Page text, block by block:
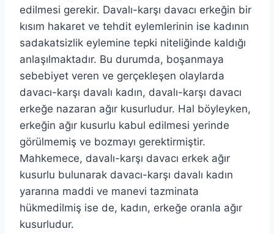
edilmesi gerekir. Davalı-karşı davacı erkeğin bir
kısım hakaret ve tehdit eylemlerinin ise kadının
sadakatsizlik eylemine tepki niteliğinde kaldığı
anlaşılmaktadır. Bu durumda, boşanmaya
sebebiyet veren ve gerçekleşen olaylarda
davacı-karşı davalı kadın, davalı-karşı davacı
erkeğe nazaran ağır kusurludur. Hal böyleyken,
erkeğin ağır kusurlu kabul edilmesi yerinde
görülmemiş ve bozmayı gerektirmiştir.
Mahkemece, davalı-karşı davacı erkek ağır
kusurlu bulunarak davacı-karşı davalı kadın
yararına maddi ve manevi tazminata
hükmedilmiş ise de, kadın, erkeğe oranla ağır
kusurludur.